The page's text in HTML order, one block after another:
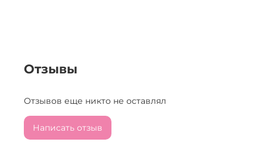
Отзывы
Отзывов еще никто не оставлял
Написать отзыв